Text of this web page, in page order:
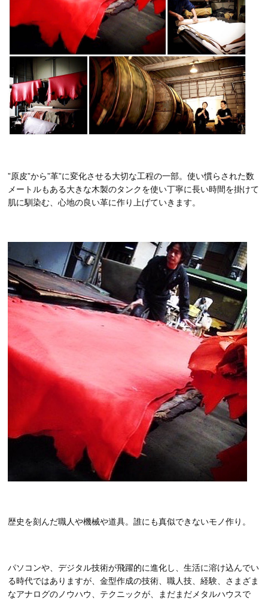
”原皮”から”革”に変化させる大切な工程の一部。使い慣らされた数
メートルもある大きな木製のタンクを使い丁寧に長い時間を掛けて
肌に馴染む、心地の良い革に作り上げていきます。
歴史を刻んだ職人や機械や道具。誰にも真似できないモノ作り。
パソコンや、デジタル技術が飛躍的に進化し、生活に溶け込んでい
る時代ではありますが、金型作成の技術、職人技、経験、さまざま
なアナログのノウハウ、テクニックが、まだまだメタルハウスで